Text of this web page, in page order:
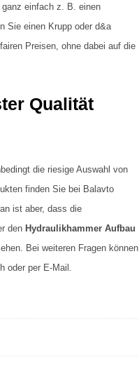
einfach z. B. einen
Sie einen Krupp oder d&a
Preisen, ohne dabei auf die
Qualität
die riesige Auswahl von
finden Sie bei Balavto
ist aber, dass die
den Hydraulikhammer Aufbau
Bei weiteren Fragen können
oder per E-Mail.